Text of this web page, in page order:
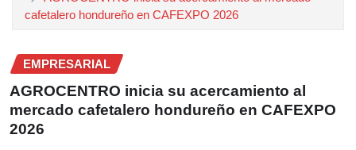
cafetalero hondureño en CAFEXPO 2026
EMPRESARIAL
AGROCENTRO inicia su acercamiento al
mercado cafetalero hondureño en CAFEXPO
2026